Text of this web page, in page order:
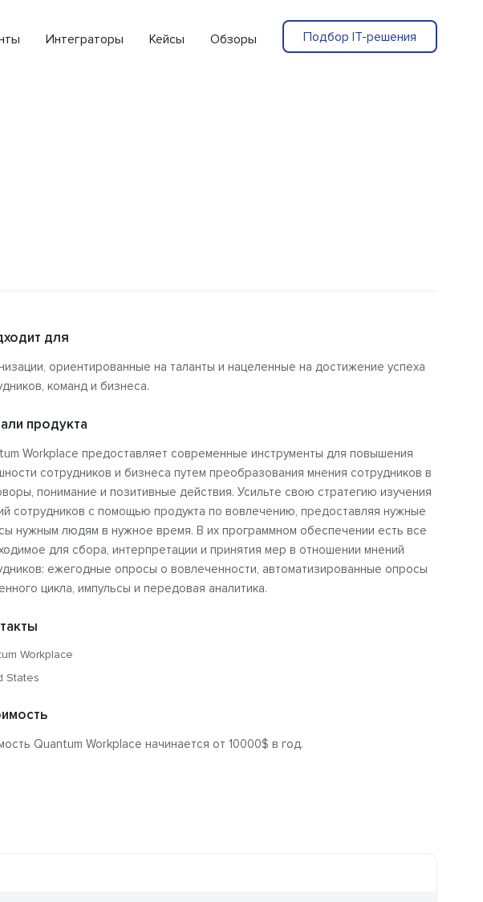
Интеграторы Кейсы Обзоры Подбор IT-решения
для
ориентированные на таланты и нацеленные на достижение успеха
команд и бизнеса.
продукта
Workplace предоставляет современные инструменты для повышения
сотрудников и бизнеса путем преобразования мнения сотрудников в
понимание и позитивные действия. Усильте свою стратегию изучения
сотрудников с помощью продукта по вовлечению, предоставляя нужные
нужным людям в нужное время. В их программном обеспечении есть все
для сбора, интерпретации и принятия мер в отношении мнений
ежегодные опросы о вовлеченности, автоматизированные опросы
цикла, импульсы и передовая аналитика.
Workplace
States
Quantum Workplace начинается от 10000$ в год.